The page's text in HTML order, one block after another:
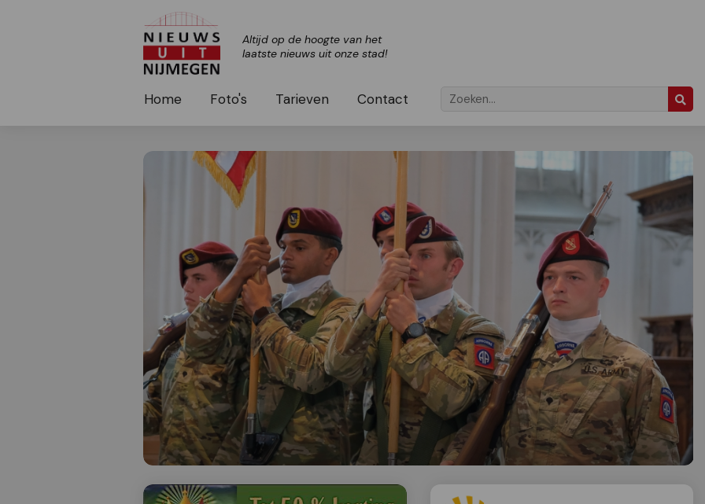
Altijd op de hoogte van het
laatste nieuws uit onze stad!
Home Foto's Tarieven Contact